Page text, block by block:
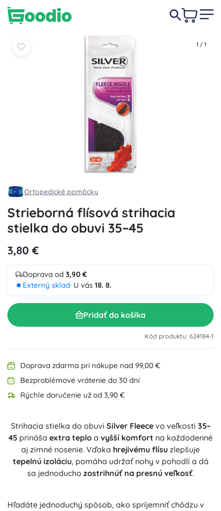
1 / 1
Ortopedické pomôcky
Strieborná flísová strihacia
stielka do obuvi 35–45
3,80 €
Doprava od 3,90 €
Externý sklad· U vás 18. 8.
Pridať do košíka
Kód produktu: 624184-1
Doprava zdarma pri nákupe nad 99,00 €
Bezproblémové vrátenie do 30 dní
Rýchle doručenie už od 3,90 €
Strihacia stielka do obuvi Silver Fleecevo veľkosti 35–
45 prináša extra teplo a vyšší komfort na každodenné
aj zimné nosenie. Vďaka hrejivému flísu zlepšuje
tepelnú izoláciu, pomáha udržať nohy v pohodlí a dá
sa jednoducho zostrihnúť na presnú veľkosť.
Hľadáte jednoduchý spôsob, ako spríjemniť chôdzu v
3,80 € Do košíka